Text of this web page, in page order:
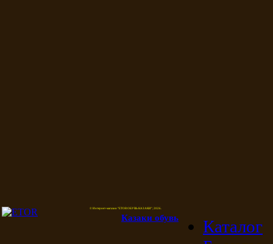
© Интернет-магазин "ETOR ОБУВЬ КАЗАКИ", 2026.
Казаки обувь
Каталог